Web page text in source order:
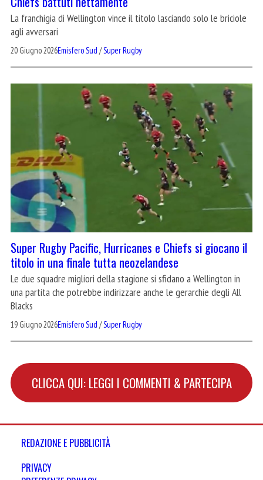
La franchigia di Wellington vince il titolo lasciando solo le briciole
agli avversari
20 Giugno 2026Emisfero Sud /Super Rugby
Super Rugby Pacific, Hurricanes e Chiefs si giocano il
titolo in una finale tutta neozelandese
Le due squadre migliori della stagione si sfidano a Wellington in
una partita che potrebbe indirizzare anche le gerarchie degli All
Blacks
19 Giugno 2026Emisfero Sud /Super Rugby
CLICCA QUI: LEGGI I COMMENTI & PARTECIPA
REDAZIONE E PUBBLICITÀ
PRIVACY